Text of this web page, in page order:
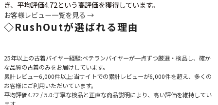
き、平均評価4.72という高評価を獲得しています。
お客様レビュー一覧を見る →
◇RushOutが選ばれる理由
25年以上の古着バイヤー経験:ベテランバイヤーが一点ずつ厳選・検品し、確か
な品質の古着のみをお届けしています。
累計レビュー6,000件以上:当サイトでの累計レビューが6,000件を超え、多くの
お客様にご利用いただいています。
平均評価4.72 / 5.0:丁寧な検品と正直な商品説明により、高い評価を維持してい